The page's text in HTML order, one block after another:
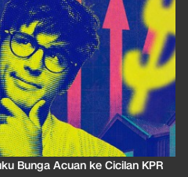
Bunga Acuan ke Cicilan KPR